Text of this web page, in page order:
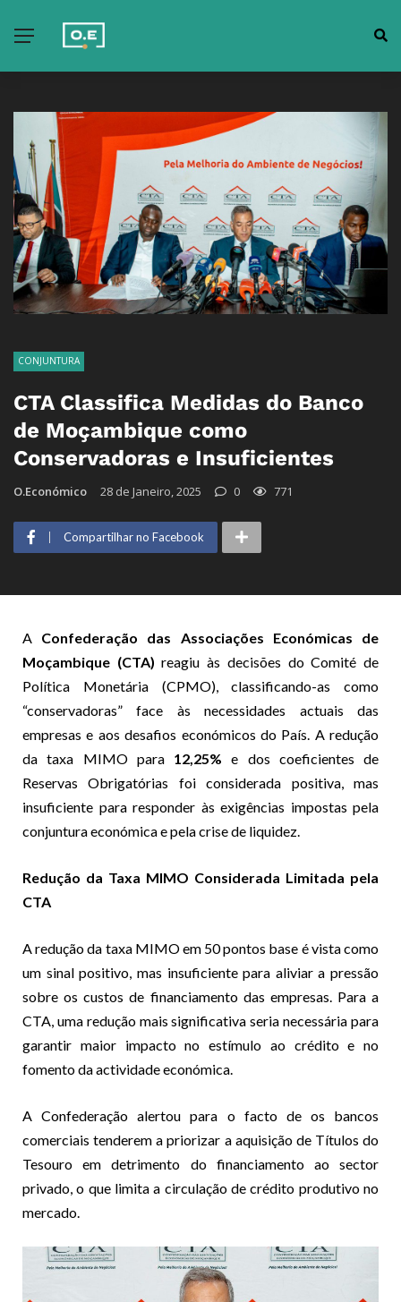
CONJUNTURA
CTA Classifica Medidas do Banco
de Moçambique como
Conservadoras e Insuficientes
O.Económico 28 de Janeiro, 2025 0 771
Compartilhar no Facebook
A Confederação das Associações Económicas de
Moçambique (CTA) reagiu às decisões do Comité de
Política Monetária (CPMO), classificando-as como
“conservadoras” face às necessidades actuais das
empresas e aos desafios económicos do País. A redução
da taxa MIMO para 12,25% e dos coeficientes de
Reservas Obrigatórias foi considerada positiva, mas
insuficiente para responder às exigências impostas pela
conjuntura económica e pela crise de liquidez.
Redução da Taxa MIMO Considerada Limitada pela
CTA
A redução da taxa MIMO em 50 pontos base é vista como
um sinal positivo, mas insuficiente para aliviar a pressão
sobre os custos de financiamento das empresas. Para a
CTA, uma redução mais significativa seria necessária para
garantir maior impacto no estímulo ao crédito e no
fomento da actividade económica.
A Confederação alertou para o facto de os bancos
comerciais tenderem a priorizar a aquisição de Títulos do
Tesouro em detrimento do financiamento ao sector
privado, o que limita a circulação de crédito produtivo no
mercado.